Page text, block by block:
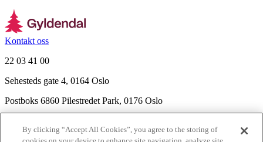
Kontakt oss
22 03 41 00
Sehesteds gate 4, 0164 Oslo
Postboks 6860 Pilestredet Park, 0176 Oslo
By clicking “Accept All Cookies”, you agree to the storing of